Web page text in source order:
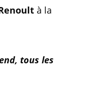
à la
tous les